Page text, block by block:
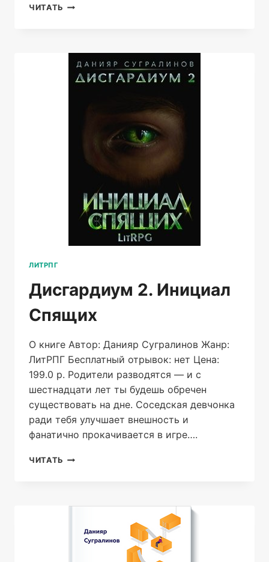
ЧИТАТЬ СИДУС.
ЛИТРПГ
Дисгардиум 2. Инициал
Спящих
О книге Автор: Данияр Сугралинов Жанр:
ЛитРПГ Бесплатный отрывок: нет Цена:
199.0 р. Родители разводятся — и с
шестнадцати лет ты будешь обречен
существовать на дне. Соседская девчонка
ради тебя улучшает внешность и
фанатично прокачивается в игре….
ЧИТАТЬ ДИСГАРДИУМ